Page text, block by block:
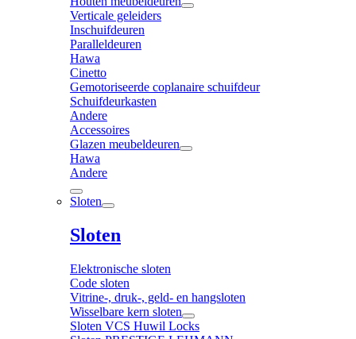
Verticale geleiders
Inschuifdeuren
Paralleldeuren
Hawa
Cinetto
Gemotoriseerde coplanaire schuifdeur
Schuifdeurkasten
Andere
Accessoires
Glazen meubeldeuren
Hawa
Andere
Sloten
Sloten
Elektronische sloten
Code sloten
Vitrine-, druk-, geld- en hangsloten
Wisselbare kern sloten
Sloten VCS Huwil Locks